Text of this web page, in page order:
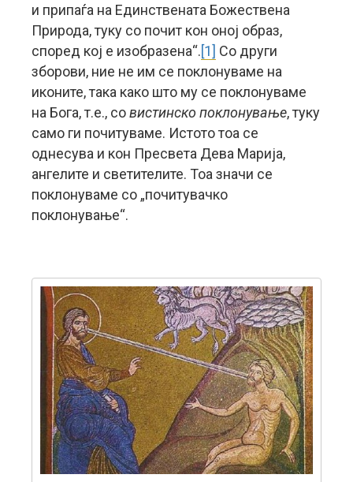
и припаѓа на Единствената Божествена
Природа, туку со почит кон оној образ,
според кој е изобразена“.[1] Со други
зборови, ние не им се поклонуваме на
иконите, така како што му се поклонуваме
на Бога, т.е., совистинско поклонување, туку
само ги почитуваме. Истото тоа се
однесува и кон Пресвета Дева Марија,
ангелите и светителите. Тоа значи се
поклонуваме со „почитувачко
поклонување“.